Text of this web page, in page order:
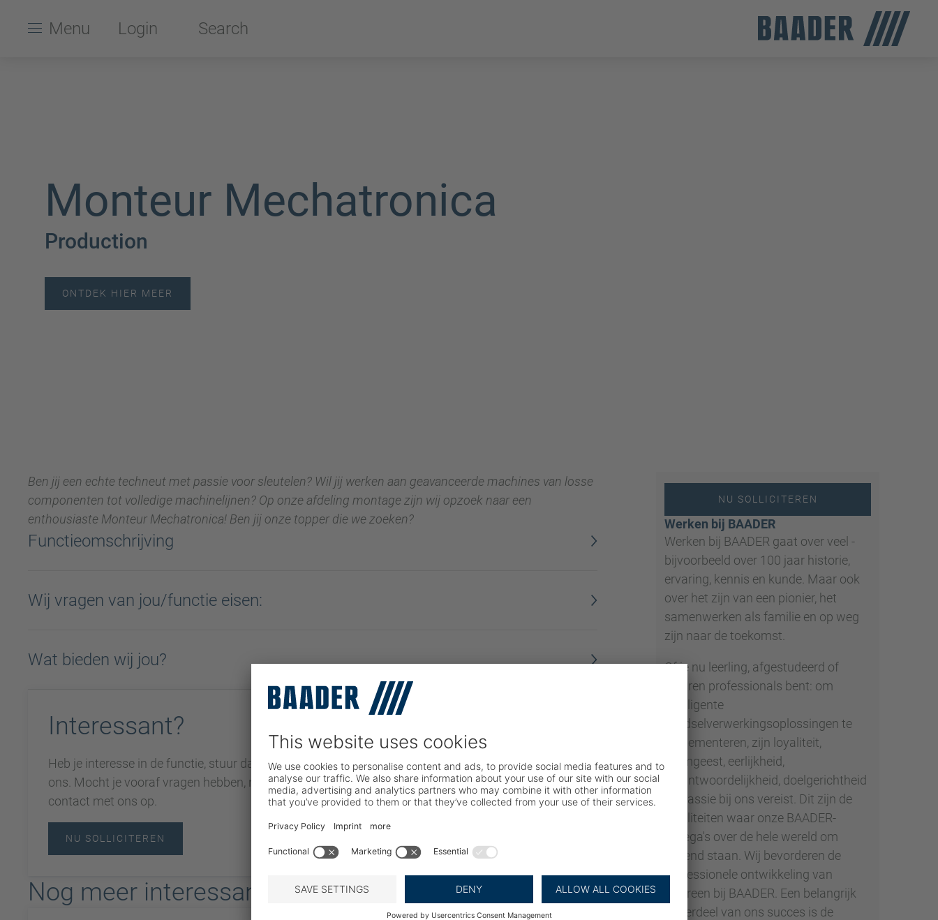
Menu Login Search
Monteur Mechatronica
Production
ONTDEK HIER MEER
Ben jij een echte techneut met passie voor sleutelen? Wil jij werken aan geavanceerde machines van losse
componenten tot volledige machinelijnen? Op onze afdeling montage zijn wij opzoek naar een
enthousiaste Monteur Mechatronica! Ben jij onze topper die we zoeken?
Functieomschrijving
Wij vragen van jou/functie eisen:
Wat bieden wij jou?
Interessant?
Heb je interesse in de functie, stuur dan je sollicitatie naar
ons. Mocht je vooraf vragen hebben, neem dan gerust
contact met ons op.
NU SOLLICITEREN
BAADER
Rik Reuvekamp
Rik.Reuvekamp@baader.com
Nog meer interessante banen
NU SOLLICITEREN
Werken bij BAADER
Werken bij BAADER gaat over veel -
bijvoorbeeld over 100 jaar historie,
ervaring, kennis en kunde. Maar ook
over het zijn van een pionier, het
samenwerken als familie en op weg
zijn naar de toekomst.
Of je nu leerling, afgestudeerd of
ervaren professionals bent: om
intelligente
voedselverwerkingsoplossingen te
implementeren, zijn loyaliteit,
teamgeest, eerlijkheid,
verantwoordelijkheid, doelgerichtheid
en passie bij ons vereist. Dit zijn de
kwaliteiten waar onze BAADER-
collega's over de hele wereld om
bekend staan. Wij bevorderen de
professionele ontwikkeling van
iedereen bij BAADER. Een belangrijk
onderdeel van ons succes is de